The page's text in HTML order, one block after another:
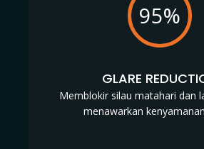
95%
GLARE
Memblokir silau matahari dan
menawarkan